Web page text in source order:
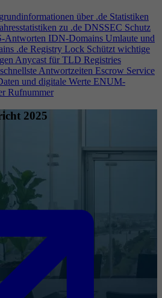
über .de Statistiken
zu .de DNSSEC Schutz
Antworten IDN-Domains Umlaute und
.de Registry Lock Schützt wichtige
Anycast für TLD Registries
Antwortzeiten Escrow Service
und digitale Werte ENUM-
Rufnummer
2025